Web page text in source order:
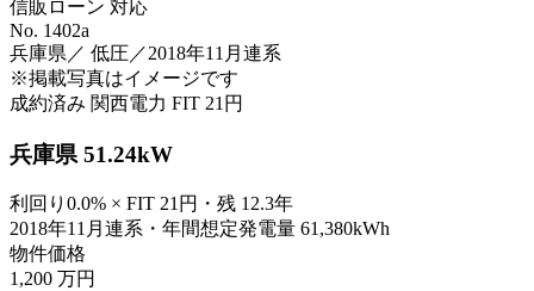
信販ローン 対応
No. 1402a
兵庫県／ 低圧／2018年11月連系
※掲載写真はイメージです
成約済み 関西電力 FIT 21円
兵庫県 51.24kW
利回り0.0% × FIT 21円・残 12.3年
2018年11月連系・年間想定発電量 61,380kWh
物件価格
1,200 万円